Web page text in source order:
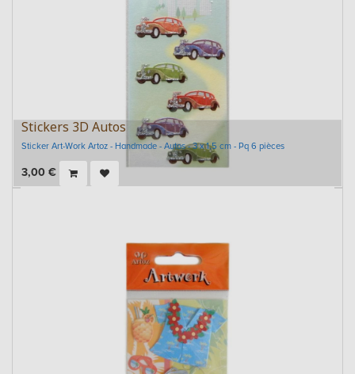
Stickers 3D Autos
Sticker Art-Work Artoz - Handmade - Autos - 3 x 1,5 cm - Pq 6 pièces
3,00 €